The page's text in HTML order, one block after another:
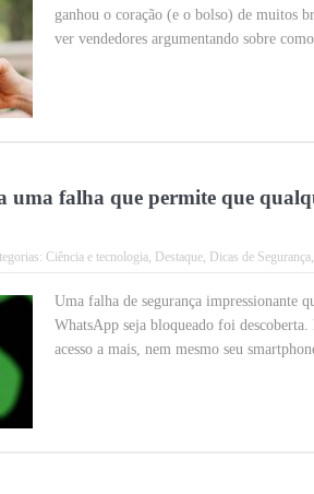
ganhou o coração (e o bolso) de muitos
ver vendedores argumentando sobre
uma falha que permite que
Ciência e tecnologia, Destaque, Dicas de Segurança,
Uma falha de segurança impressionante
WhatsApp seja bloqueado foi descoberta.
acesso a mais, nem mesmo seu